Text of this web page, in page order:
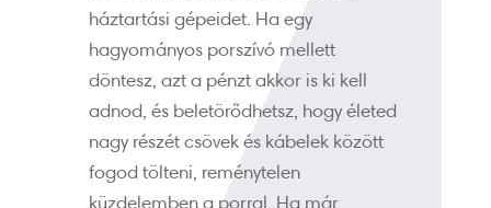
háztartási gépeidet. Ha egy
hagyományos porszívó mellett
döntesz, azt a pénzt akkor is ki kell
adnod, és beletörődhetsz, hogy életed
nagy részét csövek és kábelek között
fogod tölteni, reménytelen
küzdelemben a porral. Ha már